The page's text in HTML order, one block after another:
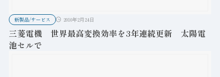
新製品/サービス 2010年2月24日
三菱電機 世界最高変換効率を3年連続更新 太陽電
池セルで